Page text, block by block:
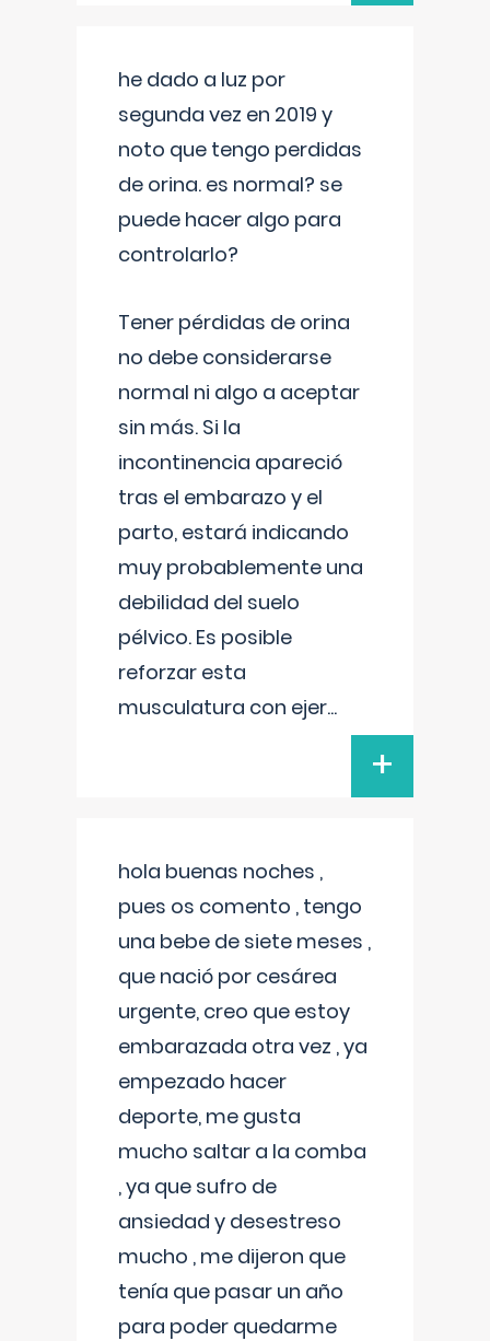
he dado a luz por
segunda vez en 2019 y
noto que tengo perdidas
de orina. es normal? se
puede hacer algo para
controlarlo?
Tener pérdidas de orina
no debe considerarse
normal ni algo a aceptar
sin más. Si la
incontinencia apareció
tras el embarazo y el
parto, estará indicando
muy probablemente una
debilidad del suelo
pélvico. Es posible
reforzar esta
musculatura con ejer...
+
hola buenas noches ,
pues os comento , tengo
una bebe de siete meses ,
que nació por cesárea
urgente, creo que estoy
embarazada otra vez , ya
empezado hacer
deporte, me gusta
mucho saltar a la comba
, ya que sufro de
ansiedad y desestreso
mucho , me dijeron que
tenía que pasar un año
para poder quedarme